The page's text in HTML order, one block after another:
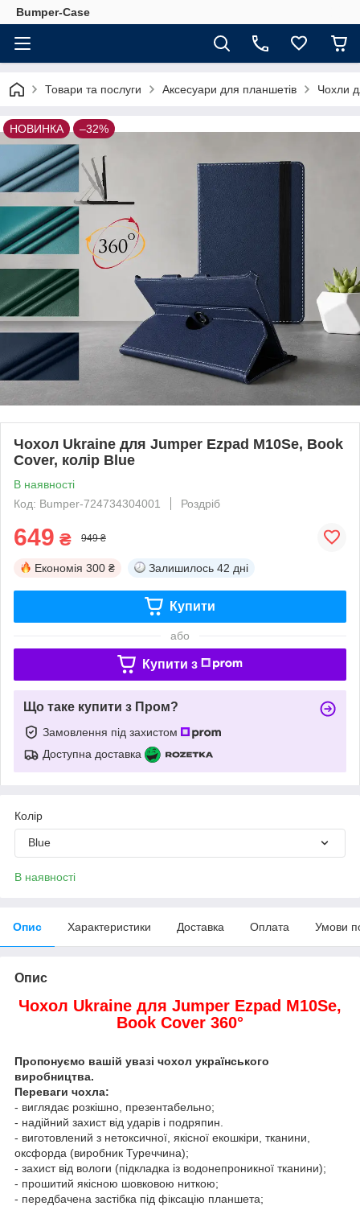
Bumper-Case
Товари та послуги Аксесуари для планшетів Чохли
НОВИНКА –32%
Чохол Ukraine для Jumper Ezpad M10Se, Book
Cover, колір Blue
В наявності
Код: Bumper-724734304001
Роздріб
649 ₴ 949 ₴
Економія 300 ₴ Залишилось 42 дні
Купити
або
Купити з
Що таке купити з Пром?
Замовлення під захистом
Доступна доставка
Колір
Blue
В наявності
Опис Характеристики Доставка Оплата Умови
Опис
Чохол Ukraine для Jumper Ezpad M10Se,
Book Cover 360°
Пропонуємо вашій увазі чохол українського
виробництва.
Переваги чохла:
- виглядає розкішно, презентабельно;
- надійний захист від ударів і подряпин.
- виготовлений з нетоксичної, якісної екошкіри, тканини,
оксфорда (виробник Туреччина);
- захист від вологи (підкладка із водонепроникної тканини);
- прошитий якісною шовковою ниткою;
- передбачена застібка під фіксацію планшета;